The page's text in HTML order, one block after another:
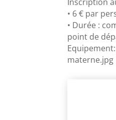
• 6 € par
• Durée :
point de
materne.jpg